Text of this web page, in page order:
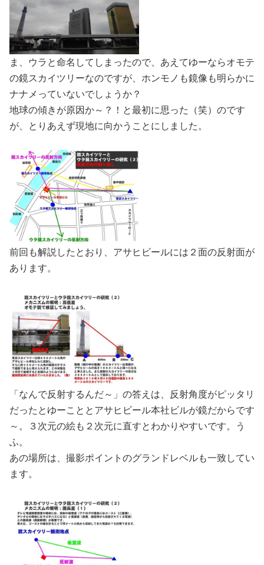
ま、ウラと命名してしまったので、あえてゆーならオモテ
の鏡スカイツリーなのですが、ホンモノも鏡像も明らかに
ナナメっていないでしょうか？
地球の傾きが原因か～？！と最初に思った（笑）のです
が、とりあえず現地に向かうことにしました。
前回も解説したとおり、アサヒビールには２面の反射面が
あります。
「なんで反射するんだ～」の答えは、反射角度がピッタリ
だったとゆーこととアサヒビール本社ビルが鏡だからです
～。３次元の絵も２次元に直すとわかりやすいです。う
ふ。
あの場所は、撮影ポイントのグランドレベルも一致してい
ます。